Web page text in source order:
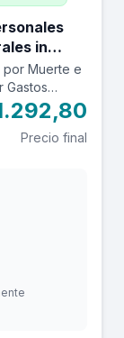
Muerte e
Gastos
estás
Las
los 14 a los
Precio final